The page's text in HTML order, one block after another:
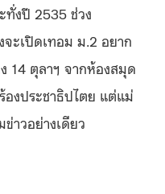
ทั่งปี 2535 ช่วง
ะเปิดเทอม ม.2 อยาก
14 ตุลาฯ จากห้องสมุด
งประชาธิปไตย แต่แม่
าวอย่างเดียว